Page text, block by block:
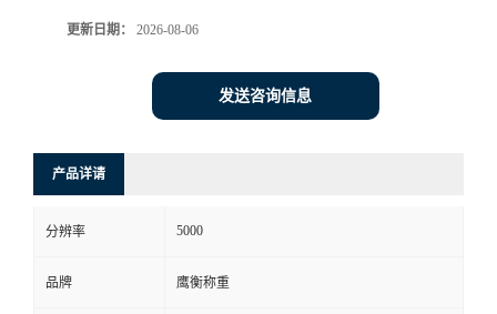
更新日期： 2026-08-06
发送咨询信息
产品详请
分辨率 5000
品牌 鹰衡称重